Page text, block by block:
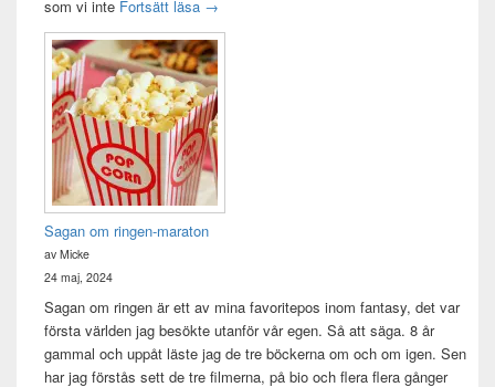
som vi inte Fortsätt läsa Idag var det en bra dag
→
Sagan om ringen-maraton
av Micke
24 maj, 2024
Sagan om ringen är ett av mina favoritepos inom fantasy, det var
första världen jag besökte utanför vår egen. Så att säga. 8 år
gammal och uppåt läste jag de tre böckerna om och om igen. Sen
har jag förstås sett de tre filmerna, på bio och flera flera gånger